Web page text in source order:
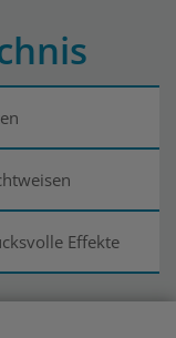
Effekte